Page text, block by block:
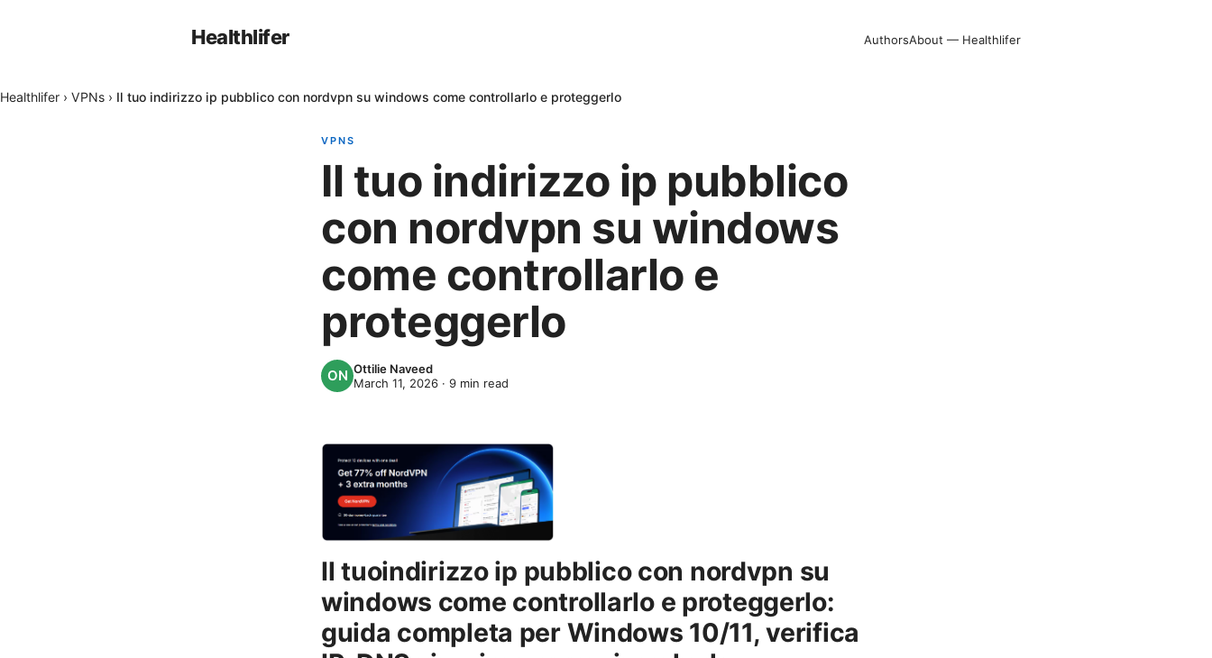
Healthlifer AuthorsAbout — Healthlifer
Healthlifer › VPNs › Il tuo indirizzo ip pubblico con nordvpn su windows come controllarlo e proteggerlo
VPNS
Il tuo indirizzo ip pubblico
con nordvpn su windows
come controllarlo e
proteggerlo
Ottilie Naveed
March 11, 2026 · 9 min read
Il tuoindirizzo ip pubblico con nordvpn su
windows come controllarlo e proteggerlo:
guida completa per Windows 10/11, verifica